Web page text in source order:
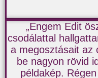
„Engem Edit
csodálattal
a megosztásait az
be nagyon rövid
példakép.